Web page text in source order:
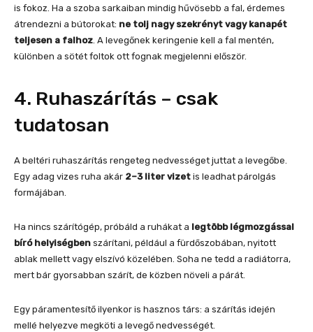
is fokoz. Ha a szoba sarkaiban mindig hűvösebb a fal, érdemes
átrendezni a bútorokat: ne tolj nagy szekrényt vagy kanapét
teljesen a falhoz. A levegőnek keringenie kell a fal mentén,
különben a sötét foltok ott fognak megjelenni először.
4. Ruhaszárítás – csak
tudatosan
A beltéri ruhaszárítás rengeteg nedvességet juttat a levegőbe.
Egy adag vizes ruha akár 2–3 liter vizet is leadhat párolgás
formájában.
Ha nincs szárítógép, próbáld a ruhákat a legtöbb légmozgással
bíró helyiségben szárítani, például a fürdőszobában, nyitott
ablak mellett vagy elszívó közelében. Soha ne tedd a radiátorra,
mert bár gyorsabban szárít, de közben növeli a párát.
Egy páramentesítő ilyenkor is hasznos társ: a szárítás idején
mellé helyezve megköti a levegő nedvességét.